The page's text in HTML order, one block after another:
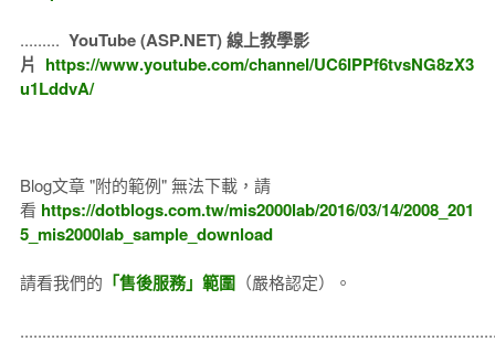
......... YouTube (ASP.NET) 線上教學影
片 https://www.youtube.com/channel/UC6IPPf6tvsNG8zX3
u1LddvA/
Blog文章 "附的範例" 無法下載，請
看 https://dotblogs.com.tw/mis2000lab/2016/03/14/2008_201
5_mis2000lab_sample_download
請看我們的 「售後服務」範圍（嚴格認定）。